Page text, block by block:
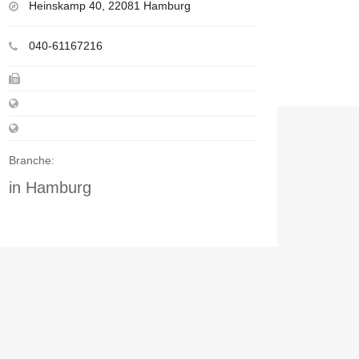
Heinskamp 40, 22081 Hamburg
040-61167216
Branche:
in Hamburg